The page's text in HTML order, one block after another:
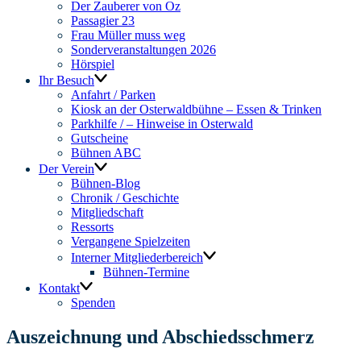
Der Zauberer von Oz
Passagier 23
Frau Müller muss weg
Sonderveranstaltungen 2026
Hörspiel
Ihr Besuch
Anfahrt / Parken
Kiosk an der Osterwaldbühne – Essen & Trinken
Parkhilfe / – Hinweise in Osterwald
Gutscheine
Bühnen ABC
Der Verein
Bühnen-Blog
Chronik / Geschichte
Mitgliedschaft
Ressorts
Vergangene Spielzeiten
Interner Mitgliederbereich
Bühnen-Termine
Kontakt
Spenden
Auszeichnung und Abschiedsschmerz